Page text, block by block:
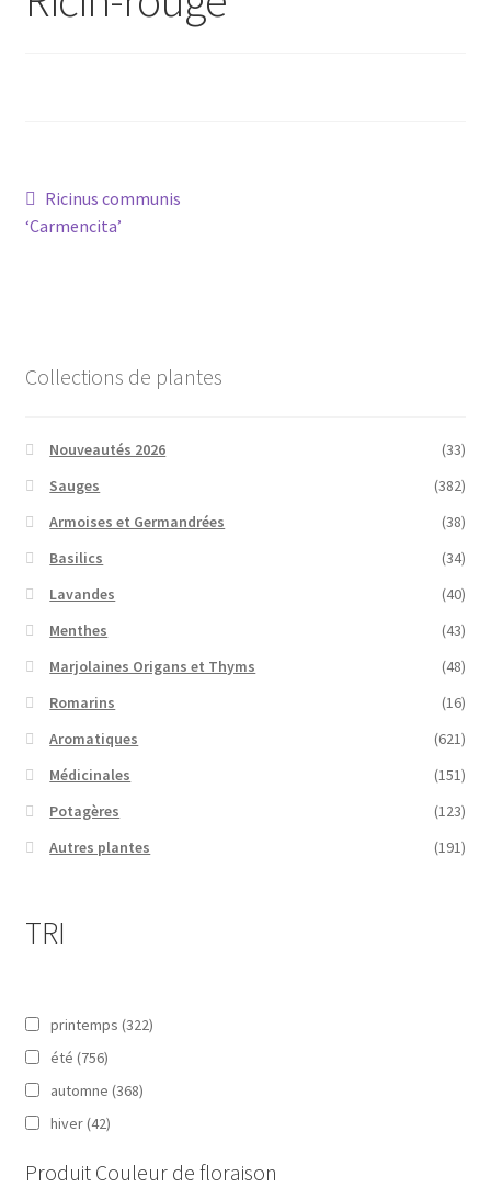
Avis GOOGLE
Navigation
de
Article
précédent :
Ricinus communis
‘Carmencita’
Collections de plantes
Nouveautés 2026
(33)
Sauges
(382)
Armoises et Germandrées
(38)
Basilics
(34)
Lavandes
(40)
Menthes
(43)
Marjolaines Origans et Thyms
(48)
Romarins
(16)
Aromatiques
(621)
Médicinales
(151)
Potagères
(123)
Autres plantes
(191)
TRI
printemps (322)
été (756)
automne (368)
hiver (42)
Produit Couleur de floraison